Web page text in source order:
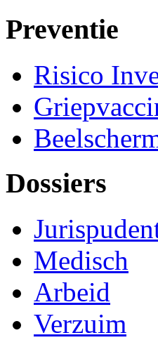
Preventie
Risico
Dossiers
Medisch
Arbeid
Verzuim